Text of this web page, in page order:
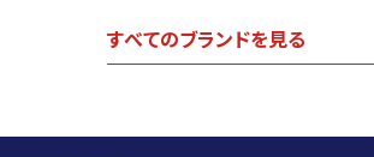
すべてのブランドを見る